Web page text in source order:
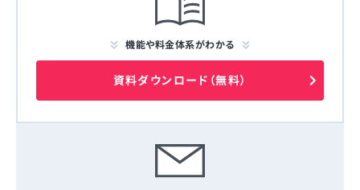
機能や料金体系がわかる
資料ダウンロード（無料）